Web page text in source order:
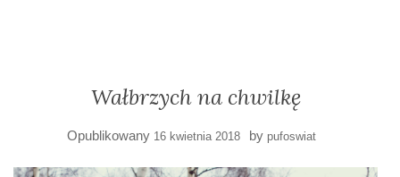
Wałbrzych na chwilkę
Opublikowany 16 kwietnia 2018 by pufoswiat